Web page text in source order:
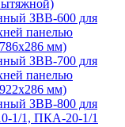
ЗВВ-600 для
панелью
мм)
ЗВВ-700 для
панелью
мм)
ЗВВ-800 для
1/1, ПКА-20-1/1